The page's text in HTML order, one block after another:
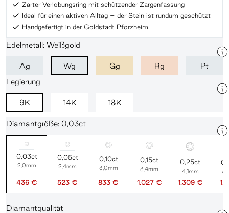
Zarter Verlobungsring mit schützender Zargenfassung
Ideal für einen aktiven Alltag – der Stein ist rundum geschützt
Handgefertigt in der Goldstadt Pforzheim
Edelmetall: Weißgold
Ag Wg Gg Rg
Pt
Legierung
9K 14K 18K
Diamantgröße: 0,03ct
0,03ct
2,0mm
436 €
0,05ct
2,4mm
523 €
0,10ct
3,0mm
833 €
0,15ct
3,4mm
1.027 €
0,25ct
4,1mm
1.309 €
Diamantqualität